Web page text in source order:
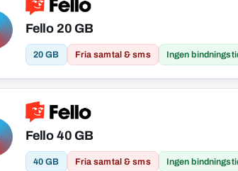
Fello 20 GB
20 GB Fria samtal & sms Ingen
Fello 40 GB
40 GB Fria samtal & sms Ingen